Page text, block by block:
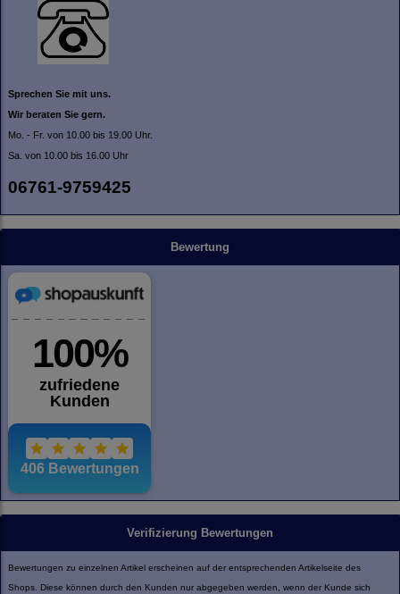
Sprechen Sie mit uns.
Wir beraten Sie gern.
Mo. - Fr. von 10.00 bis 19.00 Uhr.
Sa. von 10.00 bis 16.00 Uhr
06761-9759425
Bewertung
Verifizierung Bewertungen
Bewertungen zu einzelnen Artikel erscheinen auf der entsprechenden Artikelseite des
Shops. Diese können durch den Kunden nur abgegeben werden, wenn der Kunde sich